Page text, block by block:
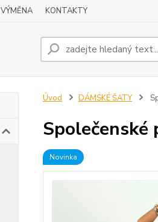
KONTAKTY
Úvod DÁMSKÉ ŠATY
Společenské
Novinka